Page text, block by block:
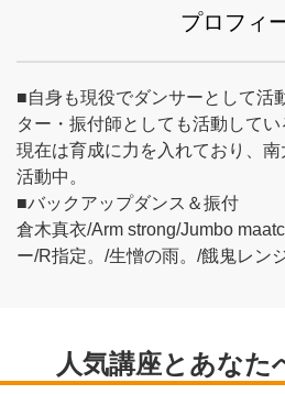
プロフィ
■自身も現役でダンサーとして活
ター・振付師としても活動してい
現在は育成に力を入れており、
活動中。
■バックアップダンス＆振付
倉木真衣/Arm strong/Jumbo
ー/R指定。/生憎の雨。/餓鬼レン